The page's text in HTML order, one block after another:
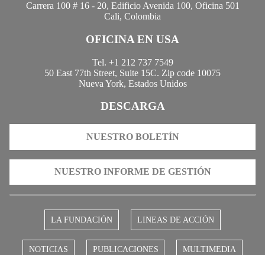
Carrera 100 # 16 - 20, Edificio Avenida 100, Oficina 501
Cali, Colombia
OFICINA EN USA
Tel. +1 212 737 7549
50 East 77th Street, Suite 15C. Zip code 10075
Nueva York, Estados Unidos
DESCARGA
NUESTRO BOLETÍN
NUESTRO INFORME DE GESTIÓN
LA FUNDACIÓN LINEAS DE ACCIÓN
NOTICIAS PUBLICACIONES MULTIMEDIA